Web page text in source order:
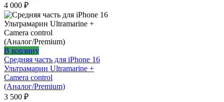
4 000 ₽
В корзину
Средняя часть для iPhone 16
Ультрамарин Ultramarine +
Camera control
(Аналог/Premium)
3 500 ₽